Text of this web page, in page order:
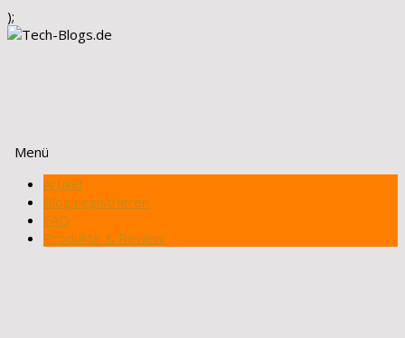
);
Menü
Zum
Inhalt
springen
Artikel
Blog registrieren
FAQ
Produkte & Review